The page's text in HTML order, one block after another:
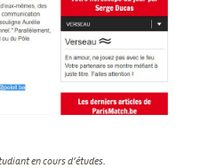
en cours d’études.